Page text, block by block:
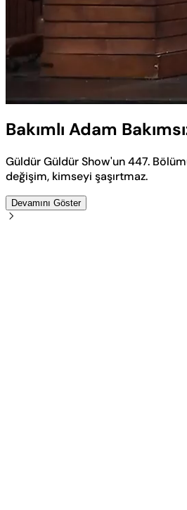
Aç
Yüklendi
4.54%
Bakımlı Adam
Güldür Güldür Show'un 447.
değişim, kimseyi şaşırtmaz.
Devamını Göster